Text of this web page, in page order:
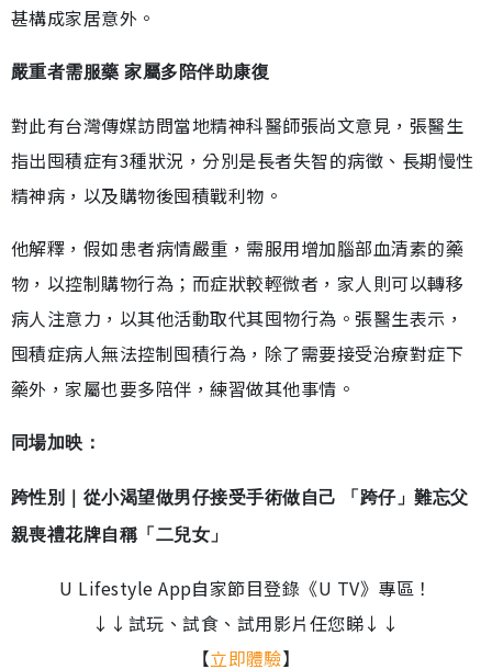
甚構成家居意外。
嚴重者需服藥 家屬多陪伴助康復
對此有台灣傳媒訪問當地精神科醫師張尚文意見，張醫生
指出囤積症有3種狀況，分別是長者失智的病徵、長期慢性
精神病，以及購物後囤積戰利物。
他解釋，假如患者病情嚴重，需服用增加腦部血清素的藥
物，以控制購物行為；而症狀較輕微者，家人則可以轉移
病人注意力，以其他活動取代其囤物行為。張醫生表示，
囤積症病人無法控制囤積行為，除了需要接受治療對症下
藥外，家屬也要多陪伴，練習做其他事情。
同場加映：
跨性別｜從小渴望做男仔接受手術做自己 「跨仔」難忘父
親喪禮花牌自稱「二兒女」
U Lifestyle App自家節目登錄《U TV》專區！
↓↓試玩、試食、試用影片任您睇↓↓
【立即體驗】